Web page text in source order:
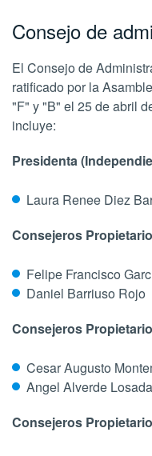
Consejo de
El Consejo de
ratificado por la
"F" y "B" el 25 de abril
incluye:
Presidenta
Laura Renee Diez
Consejeros
Felipe Francisco
Daniel Barriuso Rojo
Consejeros
Cesar Augusto
Angel Alverde Losada
Consejeros